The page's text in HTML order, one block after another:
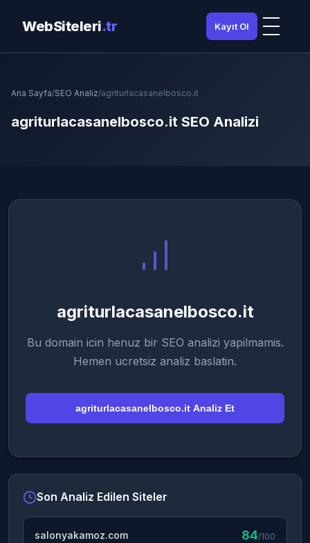
WebSiteleri.tr Kayıt Ol
Ana Sayfa/SEO Analiz/agriturlacasanelbosco.it
agriturlacasanelbosco.it SEO Analizi
agriturlacasanelbosco.it
Bu domain icin henuz bir SEO analizi yapilmamis.
Hemen ucretsiz analiz baslatin.
agriturlacasanelbosco.it Analiz Et
Son Analiz Edilen Siteler
salonyakamoz.com 84/100